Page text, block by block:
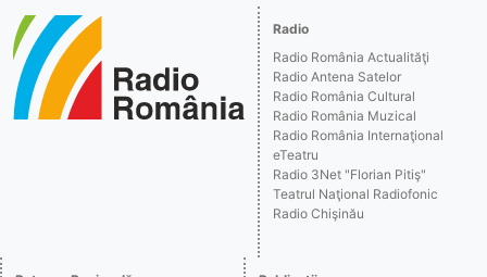
Radio
Radio România Actualităţi
Radio Antena Satelor
Radio România Cultural
Radio România Muzical
Radio România Internaţional
eTeatru
Radio 3Net "Florian Pitiş"
Teatrul Naţional Radiofonic
Radio Chişinău